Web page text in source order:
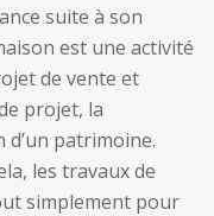
suite à son
est une activité
de vente et
projet, la
patrimoine.
les travaux de
simplement pour